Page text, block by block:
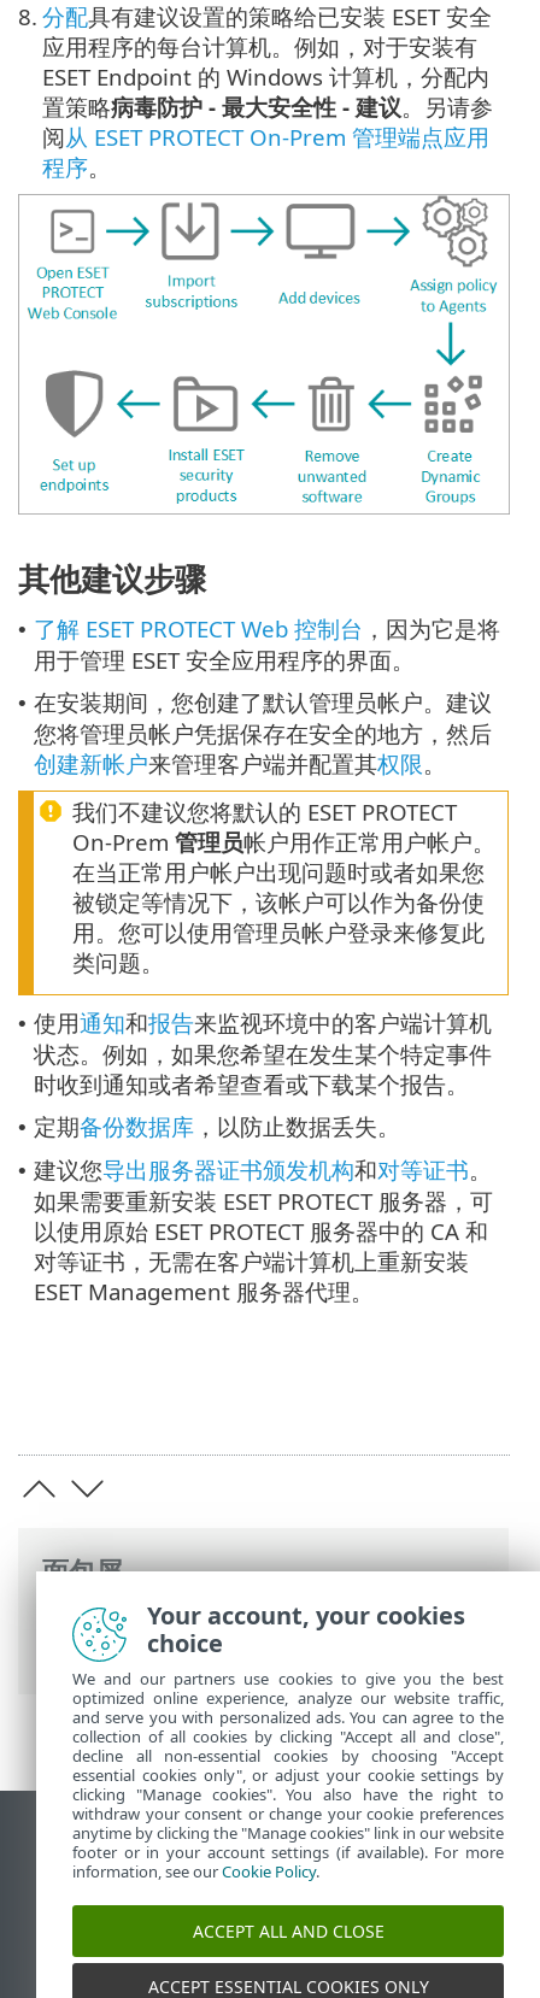
面包屑
ESET 联机帮助>ESET PROTECT On-Prem
开始使用
8. 分配具有建议设置的策略给已安装 ESET 安全
应用程序的每台计算机。例如，对于安装有
ESET Endpoint 的 Windows 计算机，分配内
置策略病毒防护 - 最大安全性 - 建议。另请参
阅从 ESET PROTECT On-Prem 管理端点应用
程序。
其他建议步骤
• 了解 ESET PROTECT Web 控制台 ，因为它是将
用于管理 ESET 安全应用程序的界面。
• 在安装期间，您创建了默认管理员帐户。建议
您将管理员帐户凭据保存在安全的地方，然后
创建新帐户来管理客户端并配置其权限。
我们不建议您将默认的 ESET PROTECT
On-Prem 管理员帐户用作正常用户帐户。
在当正常用户帐户出现问题时或者如果您
被锁定等情况下，该帐户可以作为备份使
用。您可以使用管理员帐户登录来修复此
类问题。
• 使用通知和报告来监视环境中的客户端计算机
状态。例如，如果您希望在发生某个特定事件
时收到通知或者希望查看或下载某个报告。
• 定期备份数据库 ，以防止数据丢失。
• 建议您导出服务器证书颁发机构和对等证书。
如果需要重新安装 ESET PROTECT 服务器，可
以使用原始 ESET PROTECT 服务器中的 CA 和
对等证书，无需在客户端计算机上重新安装
ESET Management 服务器代理。
查看桌面站点
End of Life
ESET 知识库
ESET Status Portal
Your account, your cookies
choice
We and our partners use cookies to give you the best
optimized online experience, analyze our website traffic,
and serve you with personalized ads. You can agree to the
collection of all cookies by clicking "Accept all and close",
decline all non-essential cookies by choosing "Accept
essential cookies only", or adjust your cookie settings by
clicking "Manage cookies". You also have the right to
withdraw your consent or change your cookie preferences
anytime by clicking the "Manage cookies" link in our website
footer or in your account settings (if available). For more
information, see ourCookie Policy.
ACCEPT ALL AND CLOSE
ACCEPT ESSENTIAL COOKIES ONLY